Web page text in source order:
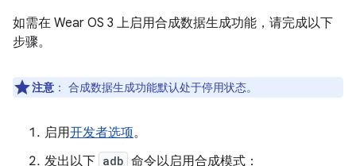
如需在 Wear OS 3 上启用合成数据生成功能，请完成以下
步骤。
注意 ： 合成数据生成功能默认处于停用状态。
启用开发者选项。
发出以下 adb 命令以启用合成模式：